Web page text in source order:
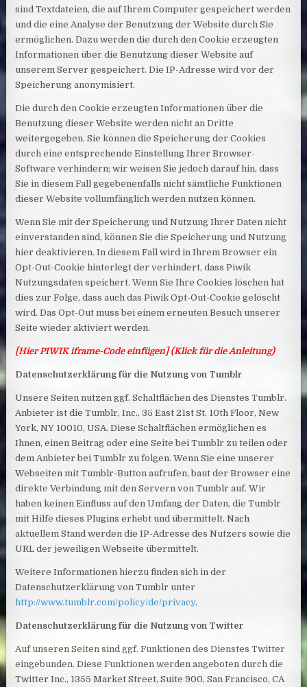
sind Textdateien, die auf Ihrem Computer gespeichert werden
und die eine Analyse der Benutzung der Website durch Sie
ermöglichen. Dazu werden die durch den Cookie erzeugten
Informationen über die Benutzung dieser Website auf
unserem Server gespeichert. Die IP-Adresse wird vor der
Speicherung anonymisiert.
Die durch den Cookie erzeugten Informationen über die
Benutzung dieser Website werden nicht an Dritte
weitergegeben. Sie können die Speicherung der Cookies
durch eine entsprechende Einstellung Ihrer Browser-
Software verhindern; wir weisen Sie jedoch darauf hin, dass
Sie in diesem Fall gegebenenfalls nicht sämtliche Funktionen
dieser Website vollumfänglich werden nutzen können.
Wenn Sie mit der Speicherung und Nutzung Ihrer Daten nicht
einverstanden sind, können Sie die Speicherung und Nutzung
hier deaktivieren. In diesem Fall wird in Ihrem Browser ein
Opt-Out-Cookie hinterlegt der verhindert, dass Piwik
Nutzungsdaten speichert. Wenn Sie Ihre Cookies löschen hat
dies zur Folge, dass auch das Piwik Opt-Out-Cookie gelöscht
wird. Das Opt-Out muss bei einem erneuten Besuch unserer
Seite wieder aktiviert werden.
[Hier PIWIK iframe-Code einfügen] (Klick für die Anleitung)
Datenschutzerklärung für die Nutzung von Tumblr
Unsere Seiten nutzen ggf. Schaltflächen des Dienstes Tumblr.
Anbieter ist die Tumblr, Inc., 35 East 21st St, 10th Floor, New
York, NY 10010, USA. Diese Schaltflächen ermöglichen es
Ihnen, einen Beitrag oder eine Seite bei Tumblr zu teilen oder
dem Anbieter bei Tumblr zu folgen. Wenn Sie eine unserer
Webseiten mit Tumblr-Button aufrufen, baut der Browser eine
direkte Verbindung mit den Servern von Tumblr auf. Wir
haben keinen Einfluss auf den Umfang der Daten, die Tumblr
mit Hilfe dieses Plugins erhebt und übermittelt. Nach
aktuellem Stand werden die IP-Adresse des Nutzers sowie die
URL der jeweiligen Webseite übermittelt.
Weitere Informationen hierzu finden sich in der
Datenschutzerklärung von Tumblr unter
http://www.tumblr.com/policy/de/privacy.
Datenschutzerklärung für die Nutzung von Twitter
Auf unseren Seiten sind ggf. Funktionen des Dienstes Twitter
eingebunden. Diese Funktionen werden angeboten durch die
Twitter Inc., 1355 Market Street, Suite 900, San Francisco, CA